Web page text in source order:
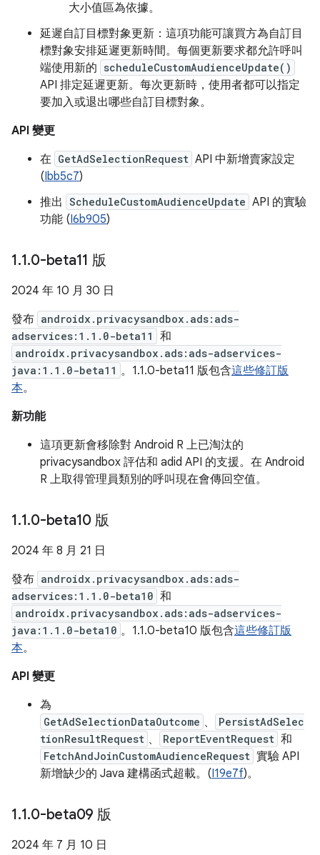
大小值區為依據。
延遲自訂目標對象更新：這項功能可讓買方為自訂目
標對象安排延遲更新時間。每個更新要求都允許呼叫
端使用新的 scheduleCustomAudienceUpdate()
API 排定延遲更新。每次更新時，使用者都可以指定
要加入或退出哪些自訂目標對象。
API 變更
在 GetAdSelectionRequest API 中新增賣家設定
(Ibb5c7)
推出 ScheduleCustomAudienceUpdate API 的實驗
功能 (I6b905)
1.1.0-beta11 版
2024 年 10 月 30 日
發布 androidx.privacysandbox.ads:ads-
adservices:1.1.0-beta11
和
androidx.privacysandbox.ads:ads-adservices-
java:1.1.0-beta11 。1.1.0-beta11 版包含這些修訂版
本。
新功能
這項更新會移除對 Android R 上已淘汰的
privacysandbox 評估和 adid API 的支援。在 Android
R 上取得管理員類別的呼叫現在會傳回空值。
1.1.0-beta10 版
2024 年 8 月 21 日
發布 androidx.privacysandbox.ads:ads-
adservices:1.1.0-beta10 和
androidx.privacysandbox.ads:ads-adservices-
java:1.1.0-beta10 。1.1.0-beta10 版包含這些修訂版
本。
API 變更
為
GetAdSelectionDataOutcome 、
PersistAdSelec
tionResultRequest 、 ReportEventRequest 和
FetchAndJoinCustomAudienceRequest 實驗 API
新增缺少的 Java 建構函式超載。(I19e7f)。
1.1.0-beta09 版
2024 年 7 月 10 日